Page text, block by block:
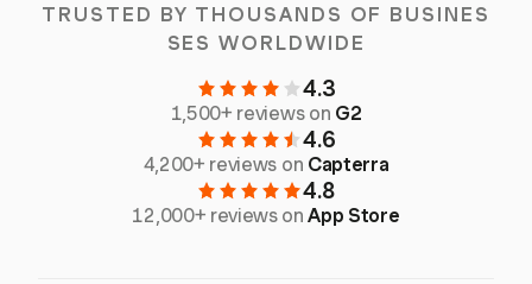
TRUSTED BY THOUSANDS OF BUSINES
SES WORLDWIDE
4.3
1,500+ reviews on G2
4.6
4,200+ reviews on Capterra
4.8
12,000+ reviews onApp Store